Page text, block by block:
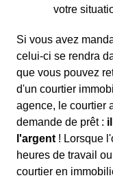
votre
Si vous avez
celui-ci se rendra
que vous pouvez
d'un courtier
agence, le courtier
demande de prêt :
l'argent ! Lorsque
heures de travail
courtier en